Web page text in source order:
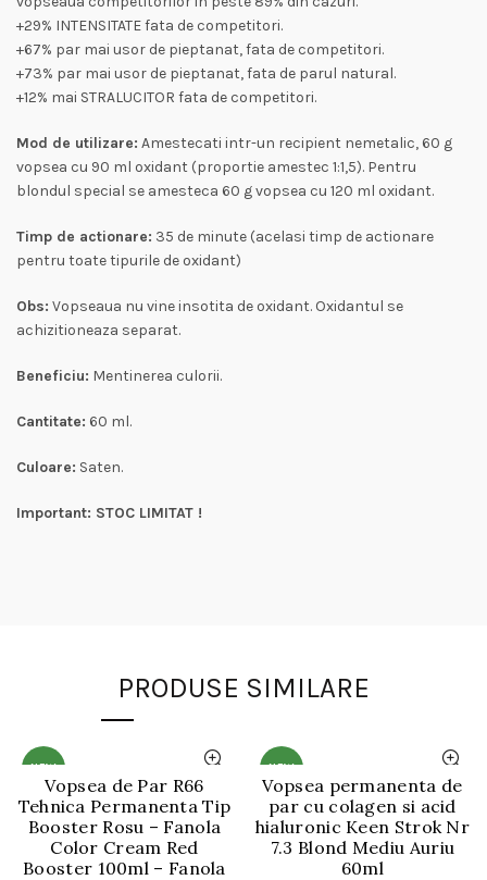
+29% INTENSITATE fata de competitori.
+67% par mai usor de pieptanat, fata de competitori.
+73% par mai usor de pieptanat, fata de parul natural.
+12% mai STRALUCITOR fata de competitori.
Mod de utilizare: Amestecati intr-un recipient nemetalic, 60 g
vopsea cu 90 ml oxidant (proportie amestec 1:1,5). Pentru
blondul special se amesteca 60 g vopsea cu 120 ml oxidant.
Timp de actionare: 35 de minute (acelasi timp de actionare
pentru toate tipurile de oxidant)
Obs: Vopseaua nu vine insotita de oxidant. Oxidantul se
achizitioneaza separat.
Beneficiu: Mentinerea culorii.
Cantitate: 60 ml.
Culoare: Saten.
Important: STOC LIMITAT !
PRODUSE SIMILARE
NEW
Vopsea de Par R66
Tehnica Permanenta Tip
Booster Rosu – Fanola
Color Cream Red
Booster 100ml – Fanola
NEW
Vopsea permanenta de
par cu colagen si acid
hialuronic Keen Strok Nr
7.3 Blond Mediu Auriu
60ml